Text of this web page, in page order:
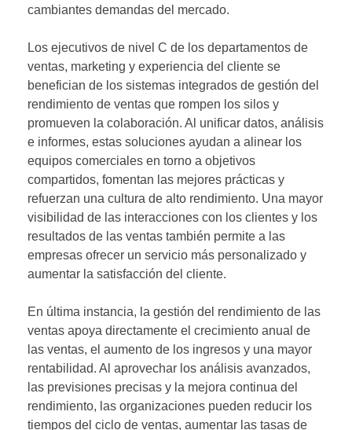
cambiantes demandas del mercado.
Los ejecutivos de nivel C de los departamentos de
ventas, marketing y experiencia del cliente se
benefician de los sistemas integrados de gestión del
rendimiento de ventas que rompen los silos y
promueven la colaboración. Al unificar datos, análisis
e informes, estas soluciones ayudan a alinear los
equipos comerciales en torno a objetivos
compartidos, fomentan las mejores prácticas y
refuerzan una cultura de alto rendimiento. Una mayor
visibilidad de las interacciones con los clientes y los
resultados de las ventas también permite a las
empresas ofrecer un servicio más personalizado y
aumentar la satisfacción del cliente.
En última instancia, la gestión del rendimiento de las
ventas apoya directamente el crecimiento anual de
las ventas, el aumento de los ingresos y una mayor
rentabilidad. Al aprovechar los análisis avanzados,
las previsiones precisas y la mejora continua del
rendimiento, las organizaciones pueden reducir los
tiempos del ciclo de ventas, aumentar las tasas de